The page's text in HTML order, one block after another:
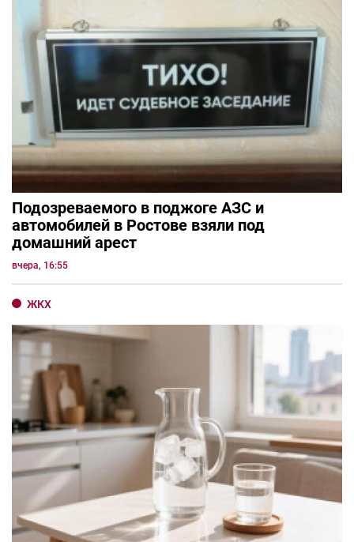
Подозреваемого в поджоге АЗС и
автомобилей в Ростове взяли под
домашний арест
вчера, 16:55
ЖКХ